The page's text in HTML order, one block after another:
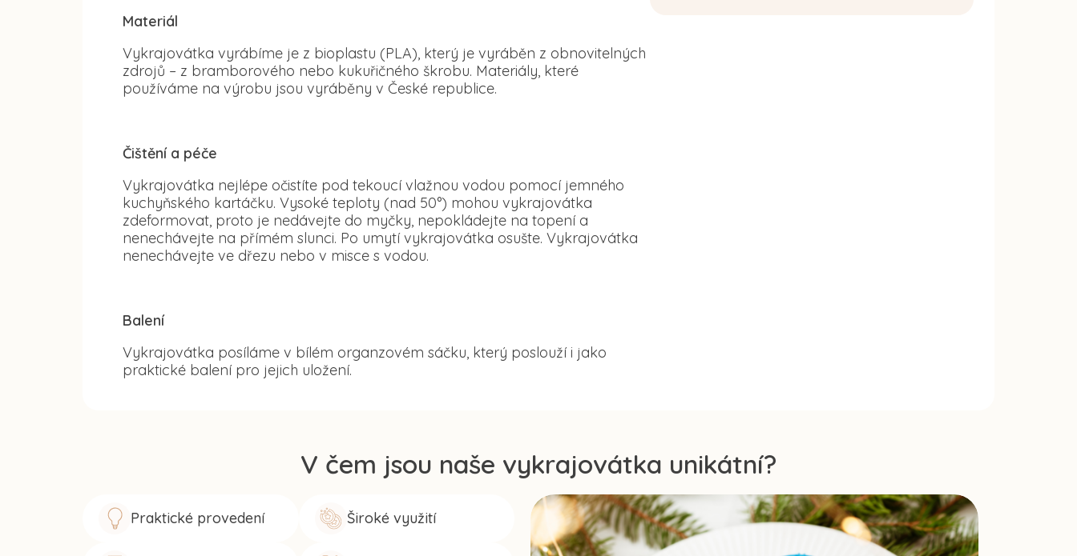
V čem jsou naše vykrajovátka unikátní?
Praktické provedení Široké využití
Materiál
Vykrajovátka vyrábíme je z bioplastu (PLA), který je vyráběn z obnovitelných
zdrojů – z bramborového nebo kukuřičného škrobu. Materiály, které
používáme na výrobu jsou vyráběny v České republice.
Čištění a péče
Vykrajovátka nejlépe očistíte pod tekoucí vlažnou vodou pomocí jemného
kuchyňského kartáčku. Vysoké teploty (nad 50°) mohou vykrajovátka
zdeformovat, proto je nedávejte do myčky, nepokládejte na topení a
nenechávejte na přímém slunci. Po umytí vykrajovátka osušte. Vykrajovátka
nenechávejte ve dřezu nebo v misce s vodou.
Balení
Vykrajovátka posíláme v bílém organzovém sáčku, který poslouží i jako
praktické balení pro jejich uložení.